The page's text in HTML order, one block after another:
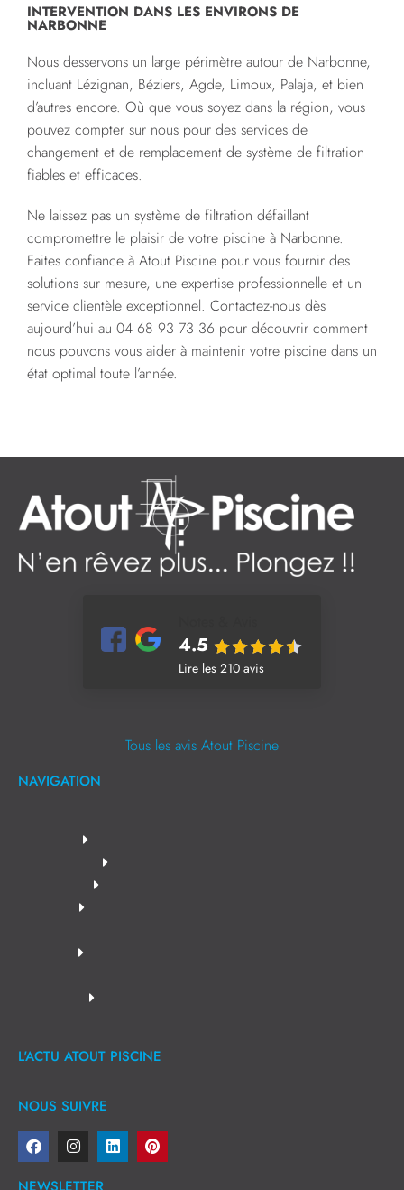
INTERVENTION DANS LES ENVIRONS DE
NARBONNE
Nous desservons un large périmètre autour de Narbonne,
incluant Lézignan, Béziers, Agde, Limoux, Palaja, et bien
d’autres encore. Où que vous soyez dans la région, vous
pouvez compter sur nous pour des services de
changement et de remplacement de système de filtration
fiables et efficaces.
Ne laissez pas un système de filtration défaillant
compromettre le plaisir de votre piscine à Narbonne.
Faites confiance à Atout Piscine pour vous fournir des
solutions sur mesure, une expertise professionnelle et un
service clientèle exceptionnel. Contactez-nous dès
aujourd’hui au 04 68 93 73 36 pour découvrir comment
nous pouvons vous aider à maintenir votre piscine dans un
état optimal toute l’année.
4.5
Lire les 210 avis
Tous les avis Atout Piscine
NAVIGATION
L'ACTU ATOUT PISCINE
NOUS SUIVRE
NEWSLETTER